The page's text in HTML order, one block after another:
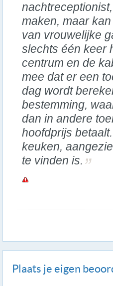
maken, maar
van vrouwelijke
slechts één keer
centrum en de
mee dat er een
dag wordt
bestemming,
dan in andere
hoofdprijs
keuken,
te vinden is.
Plaats je eigen